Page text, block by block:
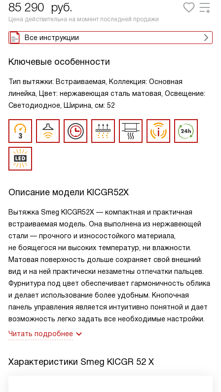
85 290 руб.
Цена действительна на момент последней продажи
Все инструкции
Ключевые особенности
Тип вытяжки: Встраиваемая, Коллекция: Основная
линейка, Цвет: нержавеющая сталь матовая, Освещение:
Светодиодное, Ширина, см: 52
Описание модели KICGR52X
Вытяжка Smeg KICGR52X — компактная и практичная
встраиваемая модель. Она выполнена из нержавеющей
стали — прочного и износостойкого материала,
не боящегося ни высоких температур, ни влажности.
Матовая поверхность дольше сохраняет свой внешний
вид и на ней практически незаметны отпечатки пальцев.
Фурнитура под цвет обеспечивает гармоничность облика
и делает использование более удобным. Кнопочная
панель управления является интуитивно понятной и дает
возможность легко задать все необходимые настройки.
Читать подробнее
Характеристики Smeg KICGR 52 X